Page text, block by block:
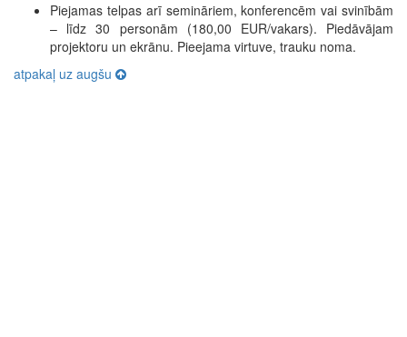
Piejamas telpas arī semināriem, konferencēm vai svinībām
– līdz 30 personām (180,00 EUR/vakars). Piedāvājam
projektoru un ekrānu. Pieejama virtuve, trauku noma.
atpakaļ uz augšu